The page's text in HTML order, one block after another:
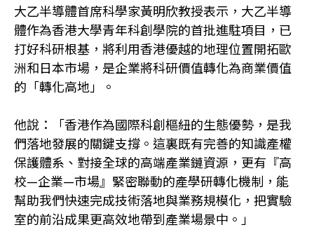
大乙半導體首席科學家黃明欣教授表示，大乙半導
體作為香港大學青年科創學院的首批進駐項目，已
打好科研根基，將利用香港優越的地理位置開拓歐
洲和日本市場，是企業將科研價值轉化為商業價值
的「轉化高地」。
他說：「香港作為國際科創樞紐的生態優勢，是我
們落地發展的關鍵支撐。這裏既有完善的知識產權
保護體系、對接全球的高端產業鏈資源，更有『高
校—企業—市場』緊密聯動的產學研轉化機制，能
幫助我們快速完成技術落地與業務規模化，把實驗
室的前沿成果更高效地帶到產業場景中。」